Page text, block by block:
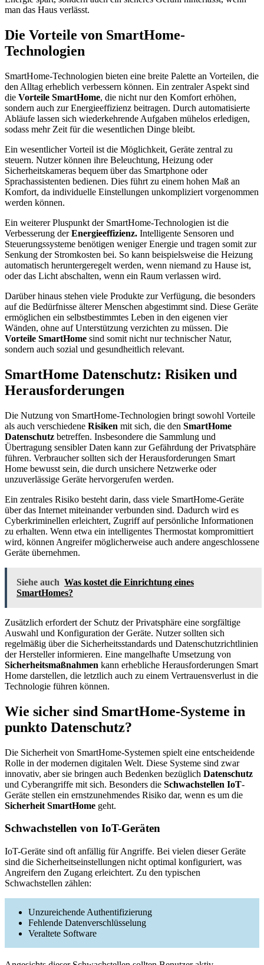
man das Haus verlässt.
Die Vorteile von SmartHome-
Technologien
SmartHome-Technologien bieten eine breite Palette an Vorteilen, die
den Alltag erheblich verbessern können. Ein zentraler Aspekt sind
die Vorteile SmartHome, die nicht nur den Komfort erhöhen,
sondern auch zur Energieeffizienz beitragen. Durch automatisierte
Abläufe lassen sich wiederkehrende Aufgaben mühelos erledigen,
sodass mehr Zeit für die wesentlichen Dinge bleibt.
Ein wesentlicher Vorteil ist die Möglichkeit, Geräte zentral zu
steuern. Nutzer können ihre Beleuchtung, Heizung oder
Sicherheitskameras bequem über das Smartphone oder
Sprachassistenten bedienen. Dies führt zu einem hohen Maß an
Komfort, da individuelle Einstellungen unkompliziert vorgenommen
werden können.
Ein weiterer Pluspunkt der SmartHome-Technologien ist die
Verbesserung derEnergieeffizienz. Intelligente Sensoren und
Steuerungssysteme benötigen weniger Energie und tragen somit zur
Senkung der Stromkosten bei. So kann beispielsweise die Heizung
automatisch heruntergeregelt werden, wenn niemand zu Hause ist,
oder das Licht abschalten, wenn ein Raum verlassen wird.
Darüber hinaus stehen viele Produkte zur Verfügung, die besonders
auf die Bedürfnisse älterer Menschen abgestimmt sind. Diese Geräte
ermöglichen ein selbstbestimmtes Leben in den eigenen vier
Wänden, ohne auf Unterstützung verzichten zu müssen. Die
Vorteile SmartHome sind somit nicht nur technischer Natur,
sondern auch sozial und gesundheitlich relevant.
SmartHome Datenschutz: Risiken und
Herausforderungen
Die Nutzung von SmartHome-Technologien bringt sowohl Vorteile
als auch verschiedene Risiken mit sich, die den SmartHome
Datenschutz betreffen. Insbesondere die Sammlung und
Übertragung sensibler Daten kann zur Gefährdung der Privatsphäre
führen. Verbraucher sollten sich der Herausforderungen Smart
Home bewusst sein, die durch unsichere Netzwerke oder
unzuverlässige Geräte hervorgerufen werden.
Ein zentrales Risiko besteht darin, dass viele SmartHome-Geräte
über das Internet miteinander verbunden sind. Dadurch wird es
Cyberkriminellen erleichtert, Zugriff auf persönliche Informationen
zu erhalten. Wenn etwa ein intelligentes Thermostat kompromittiert
wird, können Angreifer möglicherweise auch andere angeschlossene
Geräte übernehmen.
Siehe auch Was kostet die Einrichtung eines
SmartHomes?
Zusätzlich erfordert der Schutz der Privatsphäre eine sorgfältige
Auswahl und Konfiguration der Geräte. Nutzer sollten sich
regelmäßig über die Sicherheitsstandards und Datenschutzrichtlinien
der Hersteller informieren. Eine mangelhafte Umsetzung von
Sicherheitsmaßnahmen kann erhebliche Herausforderungen Smart
Home darstellen, die letztlich auch zu einem Vertrauensverlust in die
Technologie führen können.
Wie sicher sind SmartHome-Systeme in
punkto Datenschutz?
Die Sicherheit von SmartHome-Systemen spielt eine entscheidende
Rolle in der modernen digitalen Welt. Diese Systeme sind zwar
innovativ, aber sie bringen auch Bedenken bezüglich Datenschutz
und Cyberangriffe mit sich. Besonders die Schwachstellen IoT-
Geräte stellen ein ernstzunehmendes Risiko dar, wenn es um die
Sicherheit SmartHome geht.
Schwachstellen von IoT-Geräten
IoT-Geräte sind oft anfällig für Angriffe. Bei vielen dieser Geräte
sind die Sicherheitseinstellungen nicht optimal konfiguriert, was
Angreifern den Zugang erleichtert. Zu den typischen
Schwachstellen zählen:
Unzureichende Authentifizierung
Fehlende Datenverschlüsselung
Veraltete Software